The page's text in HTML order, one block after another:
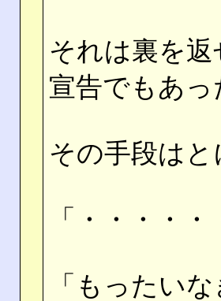
それは裏を
宣告でもあっ
その手段は
「・・・・
「もったい